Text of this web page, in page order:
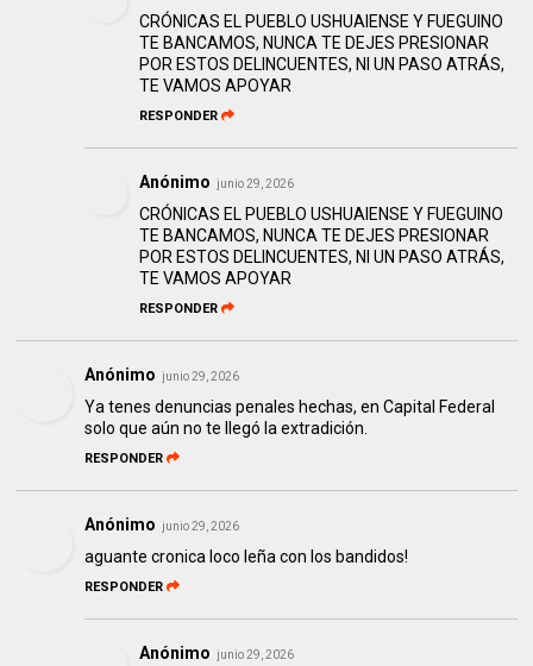
CRÓNICAS EL PUEBLO USHUAIENSE Y FUEGUINO
TE BANCAMOS, NUNCA TE DEJES PRESIONAR
POR ESTOS DELINCUENTES, NI UN PASO ATRÁS,
TE VAMOS APOYAR
RESPONDER
Anónimo junio 29, 2026
CRÓNICAS EL PUEBLO USHUAIENSE Y FUEGUINO
TE BANCAMOS, NUNCA TE DEJES PRESIONAR
POR ESTOS DELINCUENTES, NI UN PASO ATRÁS,
TE VAMOS APOYAR
RESPONDER
Anónimo junio 29, 2026
Ya tenes denuncias penales hechas, en Capital Federal
solo que aún no te llegó la extradición.
RESPONDER
Anónimo junio 29, 2026
aguante cronica loco leña con los bandidos!
RESPONDER
Anónimo junio 29, 2026